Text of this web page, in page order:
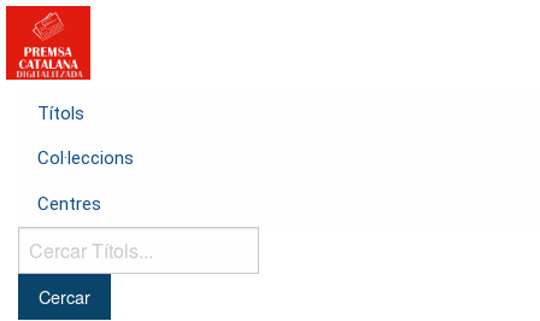
Títols
Col·leccions
Centres
Cercar
Títols...